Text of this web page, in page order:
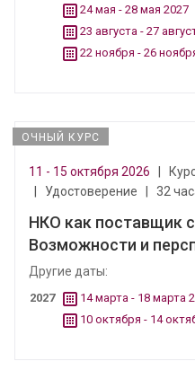
24 мая - 28 мая 2027
23 августа - 27
22 ноября - 26
ОЧНЫЙ КУРС
11 - 15 октября 2026
Удостоверение 32
НКО как поставщик
Возможности и
Другие даты:
2027
14 марта - 18 марта
10 октября - 14